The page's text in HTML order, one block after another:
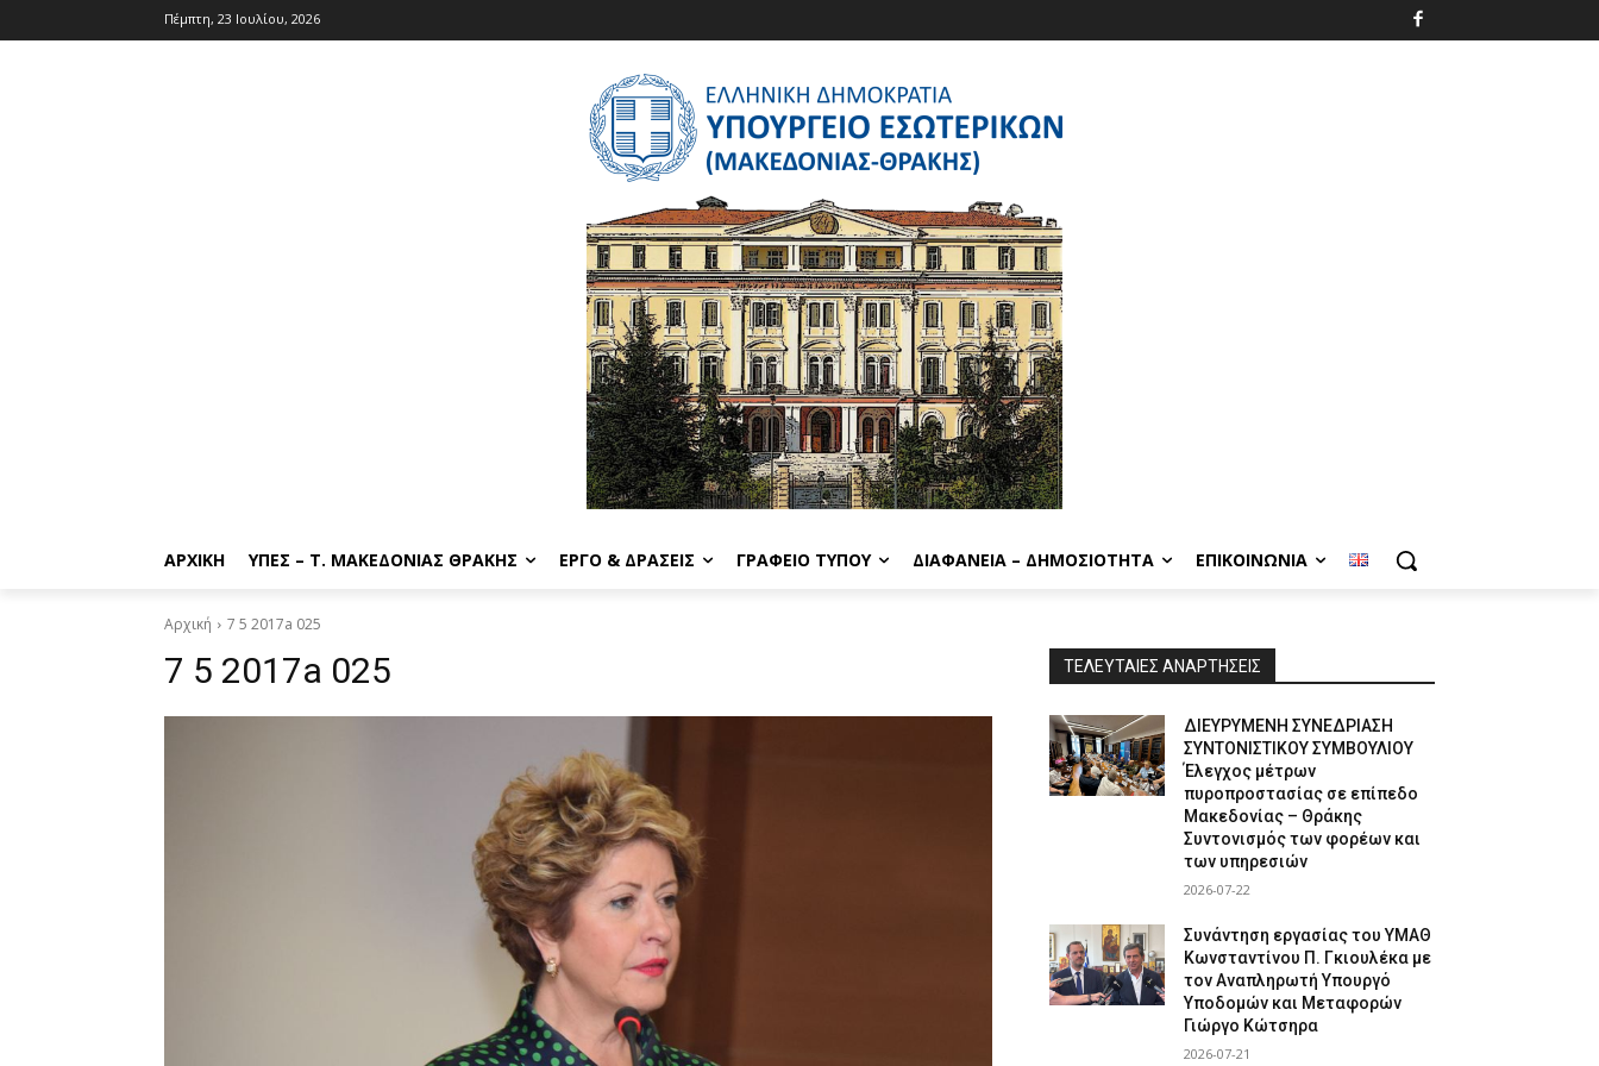
Πέμπτη, 23 Ιουλίου, 2026
ΑΡΧΙΚΉ ΥΠΕΣ – Τ. ΜΑΚΕΔΟΝΊΑΣ ΘΡΆΚΗΣ ΈΡΓΟ & ΔΡΆΣΕΙΣ ΓΡΑΦΕΊΟ ΤΎΠΟΥ ΔΙΑΦΆΝΕΙΑ – ΔΗΜΟΣΙΌΤΗΤΑ ΕΠΙΚΟΙΝΩΝΊΑ
Αρχική 7 5 2017a 025
7 5 2017a 025 ΤΕΛΕΥΤΑΙΕΣ ΑΝΑΡΤΗΣΕΙΣ
ΔΙΕΥΡΥΜΕΝΗ ΣΥΝΕΔΡΙΑΣΗ
ΣΥΝΤΟΝΙΣΤΙΚΟΥ ΣΥΜΒΟΥΛΙΟΥ
Έλεγχος μέτρων
πυροπροστασίας σε επίπεδο
Μακεδονίας – Θράκης
Συντονισμός των φορέων και
των υπηρεσιών
2026-07-22
Συνάντηση εργασίας του ΥΜΑΘ
Κωνσταντίνου Π. Γκιουλέκα με
τον Αναπληρωτή Υπουργό
Υποδομών και Μεταφορών
Γιώργο Κώτσηρα
2026-07-21